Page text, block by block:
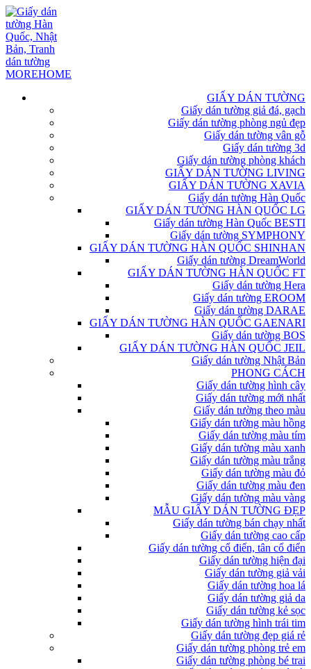
GIẤY DÁN TƯỜNG
Giấy dán tường giả đá, gạch
Giấy dán tường phòng ngủ đẹp
Giấy dán tường vân gỗ
Giấy dán tường 3d
Giấy dán tường phòng khách
GIẤY DÁN TƯỜNG LIVING
GIẤY DÁN TƯỜNG XAVIA
Giấy dán tường Hàn Quốc
GIẤY DÁN TƯỜNG HÀN QUỐC LG
Giấy dán tường Hàn Quốc BESTI
Giấy dán tường SYMPHONY
GIẤY DÁN TƯỜNG HÀN QUỐC SHINHAN
Giấy dán tường DreamWorld
GIẤY DÁN TƯỜNG HÀN QUỐC FT
Giấy dán tường Hera
Giấy dán tường EROOM
Giấy dán tường DARAE
GIẤY DÁN TƯỜNG HÀN QUỐC GAENARI
Giấy dán tường BOS
GIẤY DÁN TƯỜNG HÀN QUỐC JEIL
Giấy dán tường Nhật Bản
PHONG CÁCH
Giấy dán tường hình cây
Giấy dán tường mới nhất
Giấy dán tường theo màu
Giấy dán tường màu hồng
Giấy dán tường màu tím
Giấy dán tường màu xanh
Giấy dán tường màu trắng
Giấy dán tường màu đỏ
Giấy dán tường màu đen
Giấy dán tường màu vàng
MẪU GIẤY DÁN TƯỜNG ĐẸP
Giấy dán tường bán chạy nhất
Giấy dán tường cao cấp
Giấy dán tường cổ điển, tân cổ điển
Giấy dán tường hiện đại
Giấy dán tường giả vải
Giấy dán tường hoa lá
Giấy dán tường giả da
Giấy dán tường kẻ sọc
Giấy dán tường hình trái tim
Giấy dán tường đẹp giá rẻ
Giấy dán tường phòng trẻ em
Giấy dán tường phòng bé trai